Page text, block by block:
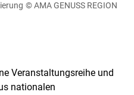
© AMA GENUSS REGION
Veranstaltungsreihe und
nationalen